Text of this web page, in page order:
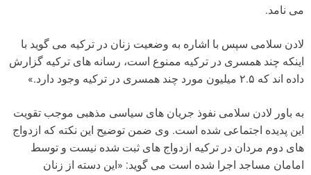
می نامد.
لادن سلامی سپس با اشاره به وضعیت زنان در ترکیه می گوید با
اینکه چند همسری در ترکیه ممنوع است، رسانه های ترکیه گزارش
داده اند که ۲.۵ میلیون مورد چند همسری در ترکیه وجود دارد.»
به باور لادن سلامی نفوذ جریان های سیاسی مذهبی موجب تقویت
این پدیده اجتماعی شده است. وی ضمن توضیح این نکته که ازدواج
های دوم مردان در ترکیه ازدواج های ثبت شده نیست و توسط
امامان مساجد اجرا شده است می گوید: «این دسته از زنان